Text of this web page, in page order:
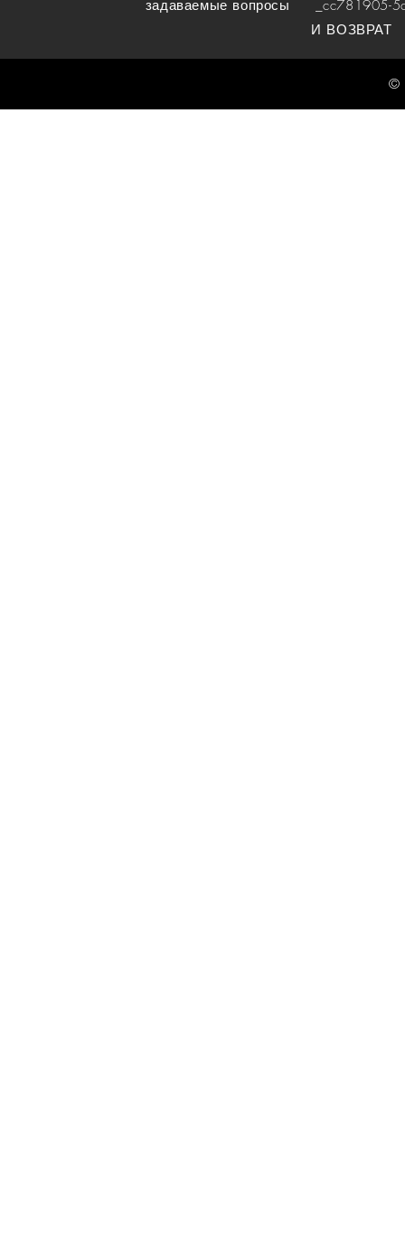
задаваемые вопросы _cc781905-
И ВОЗВРАТ
©